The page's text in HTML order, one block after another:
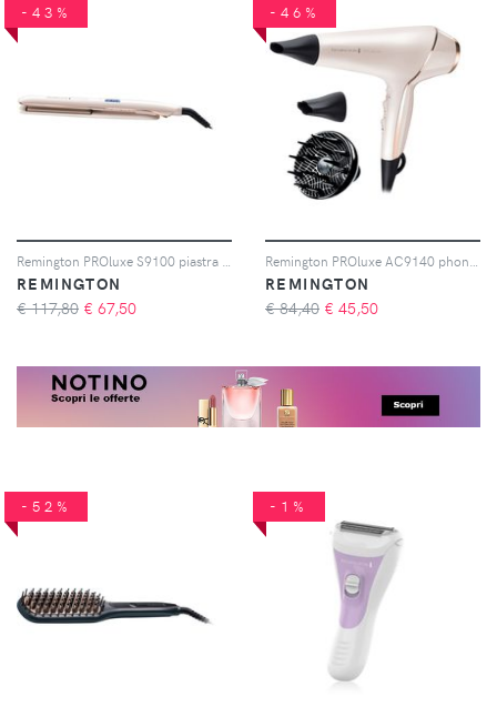
-43%
REMINGTON
€ 117,80 € 67,50
-46%
REMINGTON
€ 84,40 € 45,50
-52% -1%